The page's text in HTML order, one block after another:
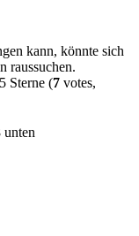
kann, könnte sich
raussuchen.
(7 votes,